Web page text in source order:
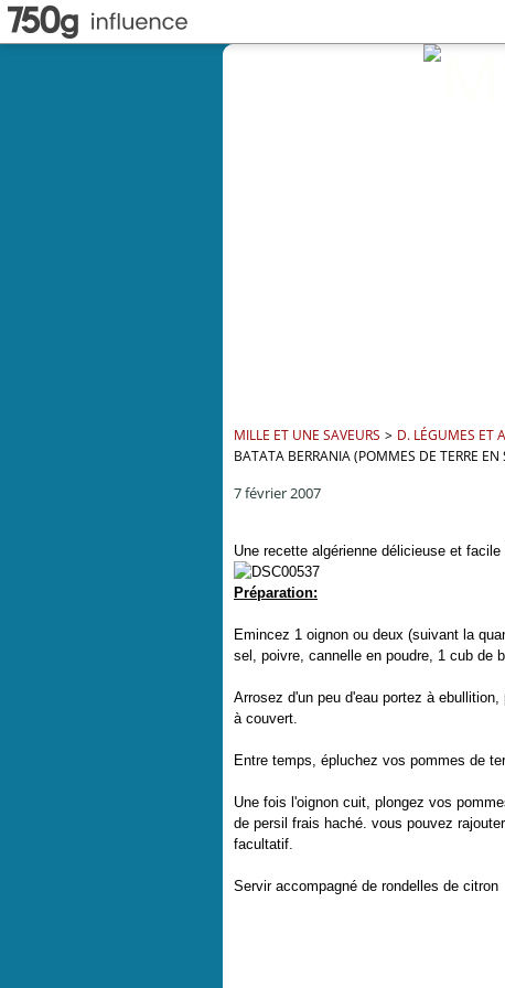
MILLE ET UNE SAVEURS > D. LÉGUMES ET
BATATA BERRANIA (POMMES DE TERRE
7 février 2007
Une recette algérienne délicieuse et
Préparation:
Emincez 1 oignon ou deux (suivant la
sel, poivre, cannelle en poudre, 1 cub de
Arrosez d'un peu d'eau portez à
à couvert.
Entre temps, épluchez vos pommes de
Une fois l'oignon cuit, plongez vos
de persil frais haché. vous pouvez
facultatif.
Servir accompagné de rondelles de citron